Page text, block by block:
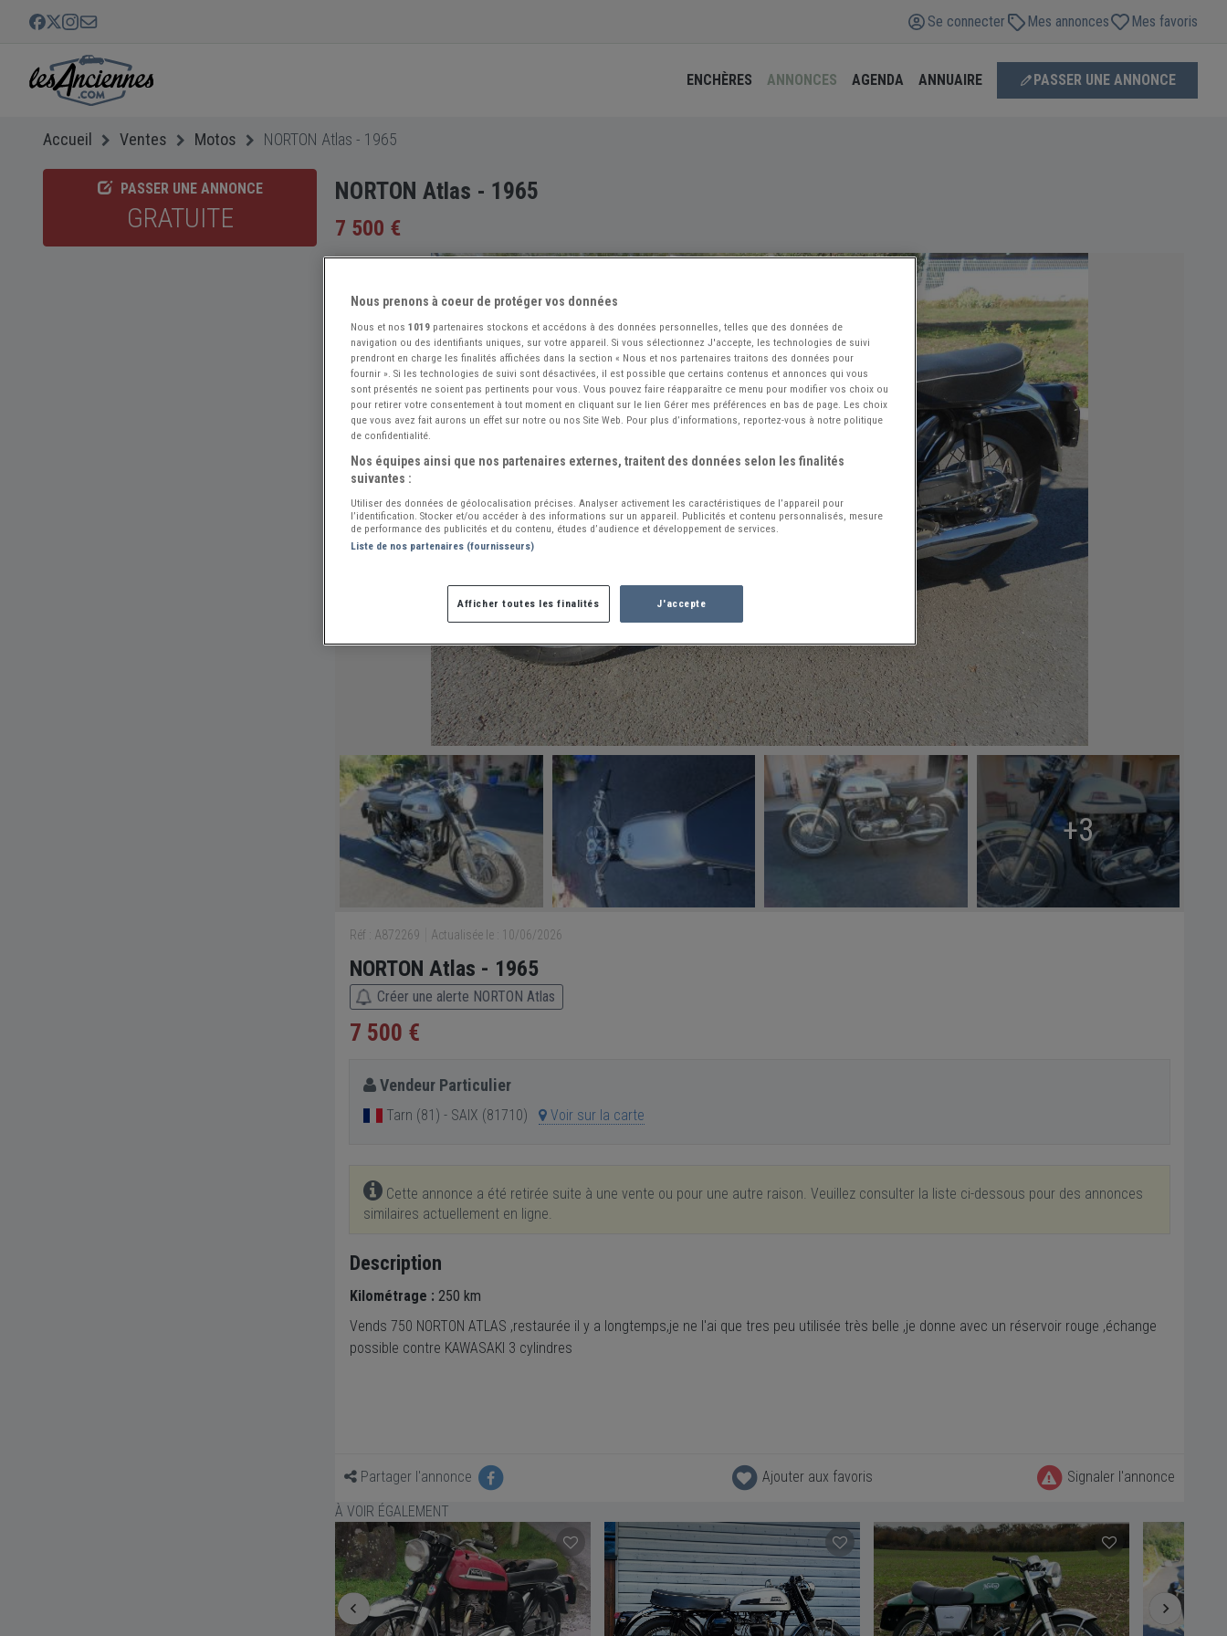
Se connecter Mes annonces Mes favoris
ENCHÈRES ANNONCES AGENDA ANNUAIRE PASSER UNE ANNONCE
Accueil Ventes Motos NORTON Atlas - 1965
PASSER UNE ANNONCE
GRATUITE
NORTON Atlas - 1965
7 500 €
+3
Réf : A872269 Actualisée le : 10/06/2026
NORTON Atlas - 1965
Créer une alerte NORTON Atlas
7 500 €
Vendeur Particulier
Tarn (81) - SAIX (81710) Voir sur la carte
Cette annonce a été retirée suite à une vente ou pour une autre raison. Veuillez consulter la liste ci-dessous pour des annonces
similaires actuellement en ligne.
Description
Kilométrage : 250 km
Vends 750 NORTON ATLAS ,restaurée il y a longtemps,je ne l'ai que tres peu utilisée très belle ,je donne avec un réservoir rouge ,échange
possible contre KAWASAKI 3 cylindres
Partager l'annonce Ajouter aux favoris
Signaler l'annonce
À VOIR ÉGALEMENT
Nous prenons à coeur de protéger vos données
Nous et nos 1019 partenaires stockons et accédons à des données personnelles, telles que des données de
navigation ou des identifiants uniques, sur votre appareil. Si vous sélectionnez J'accepte, les technologies de suivi
prendront en charge les finalités affichées dans la section « Nous et nos partenaires traitons des données pour
fournir ». Si les technologies de suivi sont désactivées, il est possible que certains contenus et annonces qui vous
sont présentés ne soient pas pertinents pour vous. Vous pouvez faire réapparaître ce menu pour modifier vos choix ou
pour retirer votre consentement à tout moment en cliquant sur le lien Gérer mes préférences en bas de page. Les choix
que vous avez fait aurons un effet sur notre ou nos Site Web. Pour plus d’informations, reportez-vous à notre politique
de confidentialité.
Nos équipes ainsi que nos partenaires externes, traitent des données selon les finalités
suivantes :
Utiliser des données de géolocalisation précises. Analyser activement les caractéristiques de l’appareil pour
l’identification. Stocker et/ou accéder à des informations sur un appareil. Publicités et contenu personnalisés, mesure
de performance des publicités et du contenu, études d’audience et développement de services.
Liste de nos partenaires (fournisseurs)
Afficher toutes les finalités J'accepte